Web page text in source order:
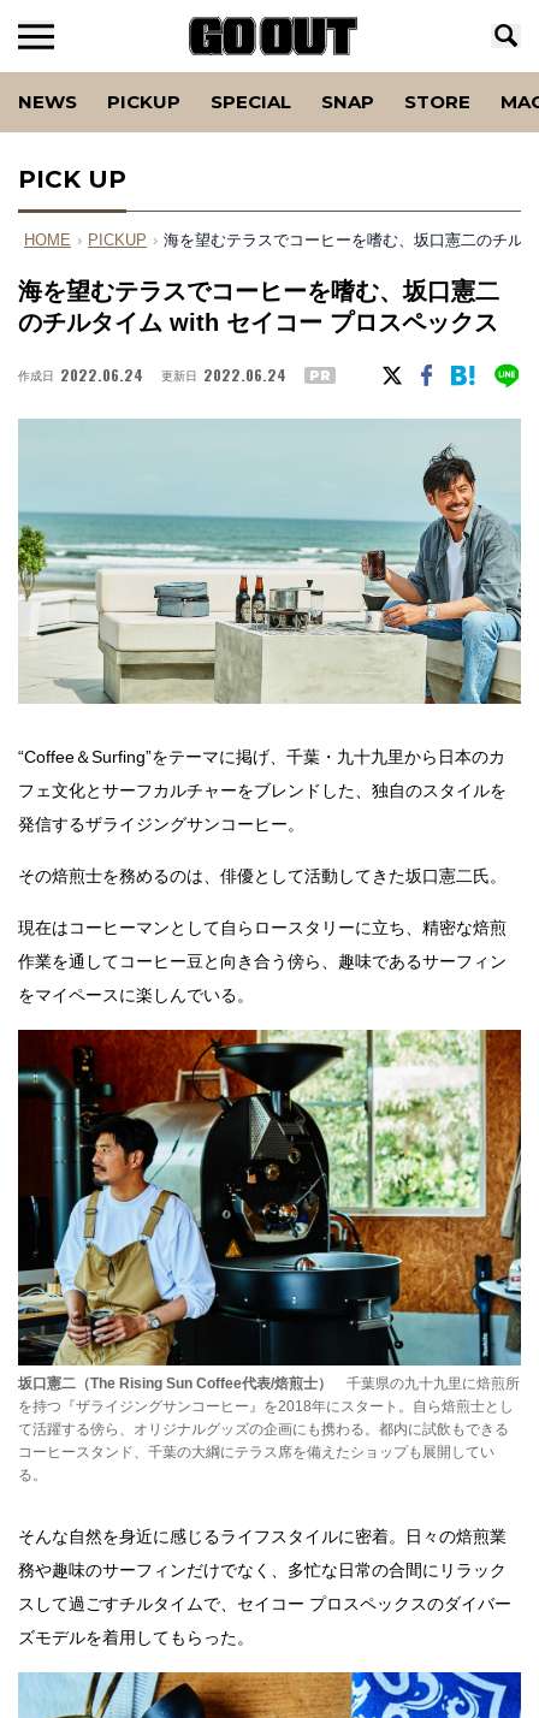
NEWS PICKUP SPECIAL SNAP STORE
PICK UP
HOME › PICKUP › 海を望むテラスでコーヒーを嗜む、坂口憲二のチル
海を望むテラスでコーヒーを嗜む、坂口憲二
のチルタイム with セイコー プロスペックス
作成日 2022.06.24 更新日 2022.06.24 PR
“Coffee＆Surfing”をテーマに掲げ、千葉・九十九里から日本のカ
フェ文化とサーフカルチャーをブレンドした、独自のスタイルを
発信するザライジングサンコーヒー。
その焙煎士を務めるのは、俳優として活動してきた坂口憲二氏。
現在はコーヒーマンとして自らロースタリーに立ち、精密な焙煎
作業を通してコーヒー豆と向き合う傍ら、趣味であるサーフィン
をマイペースに楽しんでいる。
坂口憲二（The Rising Sun Coffee代表/焙煎士）
千葉県の九十九里に焙煎所
を持つ『ザライジングサンコーヒー』を2018年にスタート。自ら焙煎士とし
て活躍する傍ら、オリジナルグッズの企画にも携わる。都内に試飲もできる
コーヒースタンド、千葉の大綱にテラス席を備えたショップも展開してい
る。
そんな自然を身近に感じるライフスタイルに密着。日々の焙煎業
務や趣味のサーフィンだけでなく、多忙な日常の合間にリラック
スして過ごすチルタイムで、セイコー プロスペックスのダイバー
ズモデルを着用してもらった。